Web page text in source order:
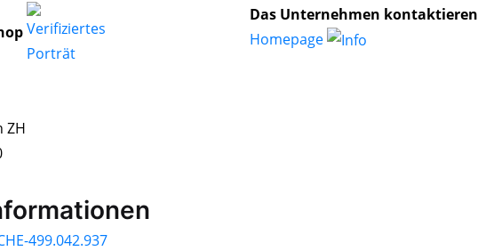
ZH
Das Unternehmen kontaktieren
Homepage
499.042.937